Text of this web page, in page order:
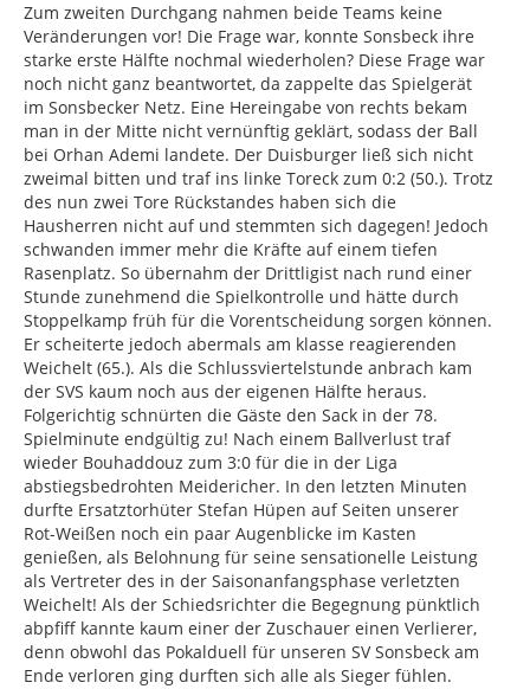
Zum zweiten Durchgang nahmen beide Teams keine
Veränderungen vor! Die Frage war, konnte Sonsbeck ihre
starke erste Hälfte nochmal wiederholen? Diese Frage war
noch nicht ganz beantwortet, da zappelte das Spielgerät
im Sonsbecker Netz. Eine Hereingabe von rechts bekam
man in der Mitte nicht vernünftig geklärt, sodass der Ball
bei Orhan Ademi landete. Der Duisburger ließ sich nicht
zweimal bitten und traf ins linke Toreck zum 0:2 (50.). Trotz
des nun zwei Tore Rückstandes haben sich die
Hausherren nicht auf und stemmten sich dagegen! Jedoch
schwanden immer mehr die Kräfte auf einem tiefen
Rasenplatz. So übernahm der Drittligist nach rund einer
Stunde zunehmend die Spielkontrolle und hätte durch
Stoppelkamp früh für die Vorentscheidung sorgen können.
Er scheiterte jedoch abermals am klasse reagierenden
Weichelt (65.). Als die Schlussviertelstunde anbrach kam
der SVS kaum noch aus der eigenen Hälfte heraus.
Folgerichtig schnürten die Gäste den Sack in der 78.
Spielminute endgültig zu! Nach einem Ballverlust traf
wieder Bouhaddouz zum 3:0 für die in der Liga
abstiegsbedrohten Meidericher. In den letzten Minuten
durfte Ersatztorhüter Stefan Hüpen auf Seiten unserer
Rot-Weißen noch ein paar Augenblicke im Kasten
genießen, als Belohnung für seine sensationelle Leistung
als Vertreter des in der Saisonanfangsphase verletzten
Weichelt! Als der Schiedsrichter die Begegnung pünktlich
abpfiff kannte kaum einer der Zuschauer einen Verlierer,
denn obwohl das Pokalduell für unseren SV Sonsbeck am
Ende verloren ging durften sich alle als Sieger fühlen.